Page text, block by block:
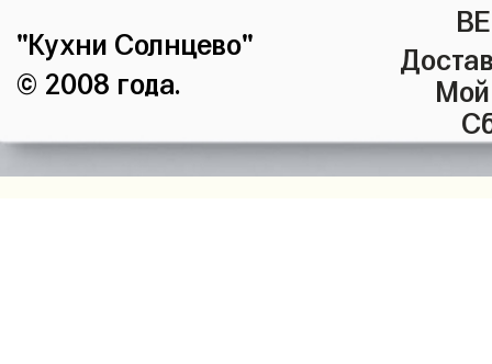
"Кухни Солнцево"
© 2008 года.